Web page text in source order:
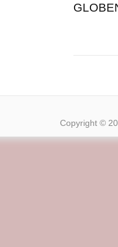
Copyright ©